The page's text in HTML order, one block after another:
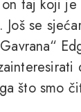
taj koji
se
što smo